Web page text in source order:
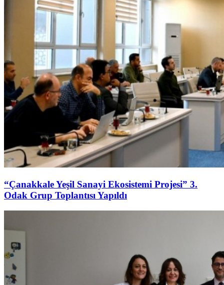
“Çanakkale Yeşil Sanayi Ekosistemi Projesi” 3.
Odak Grup Toplantısı Yapıldı